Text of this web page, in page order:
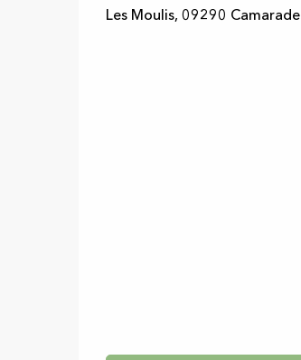
Les Moulis, 09290 Camarade